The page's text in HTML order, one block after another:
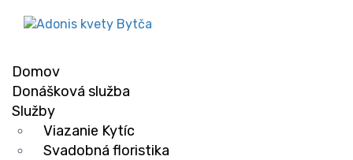
Domov
Donášková služba
Služby
Viazanie Kytíc
Svadobná floristika